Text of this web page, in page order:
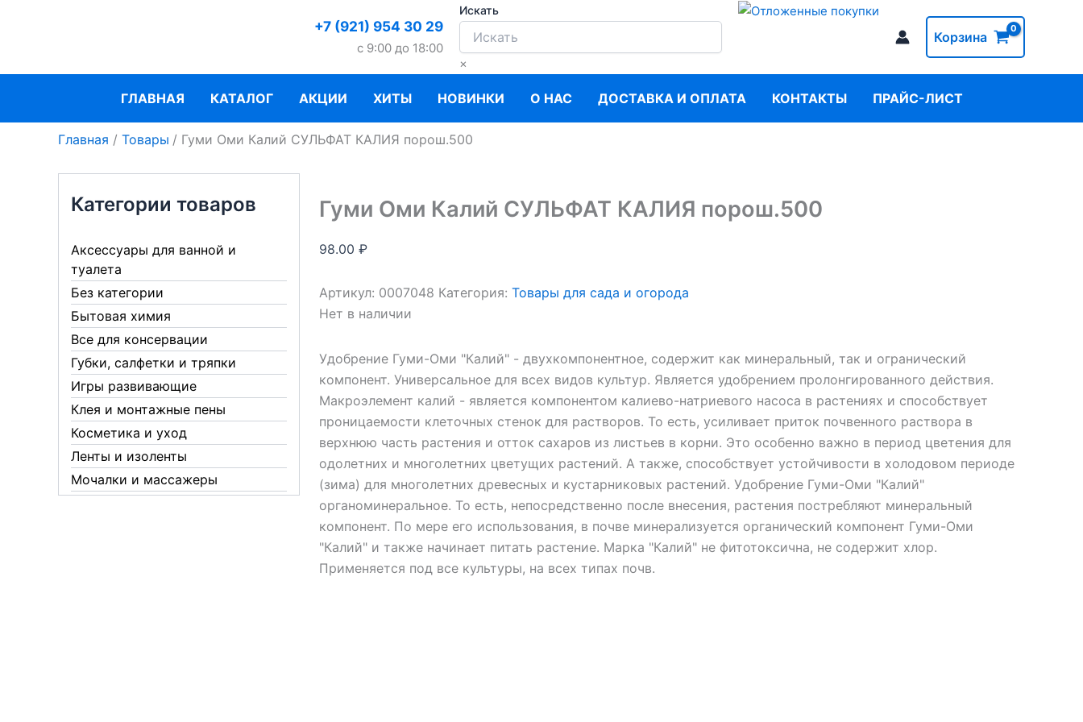
+7 (921) 954 30 29
c 9:00 до 18:00
Искать
×
Корзина
ГЛАВНАЯ КАТАЛОГ АКЦИИ ХИТЫ НОВИНКИ О НАС ДОСТАВКА И ОПЛАТА КОНТАКТЫ ПРАЙС-ЛИСТ
Главная Товары Гуми Оми Калий СУЛЬФАТ КАЛИЯ порош.500
Категории товаров
Аксессуары для ванной и
туалета
Без категории
Бытовая химия
Все для консервации
Губки, салфетки и тряпки
Игры развивающие
Клея и монтажные пены
Косметика и уход
Ленты и изоленты
Мочалки и массажеры
Гуми Оми Калий СУЛЬФАТ КАЛИЯ порош.500
98.00 ₽
Артикул: 0007048 Категория: Товары для сада и огорода
Нет в наличии
Удобрение Гуми-Оми "Калий" - двухкомпонентное, содержит как минеральный, так и огранический
компонент. Универсальное для всех видов культур. Является удобрением пролонгированного действия.
Макроэлемент калий - является компонентом калиево-натриевого насоса в растениях и способствует
проницаемости клеточных стенок для растворов. То есть, усиливает приток почвенного раствора в
верхнюю часть растения и отток сахаров из листьев в корни. Это особенно важно в период цветения для
одолетних и многолетних цветущих растений. А также, способствует устойчивости в холодовом периоде
(зима) для многолетних древесных и кустарниковых растений. Удобрение Гуми-Оми "Калий"
органоминеральное. То есть, непосредственно после внесения, растения постребляют минеральный
компонент. По мере его использования, в почве минерализуется органический компонент Гуми-Оми
"Калий" и также начинает питать растение. Марка "Калий" не фитотоксична, не содержит хлор.
Применяется под все культуры, на всех типах почв.